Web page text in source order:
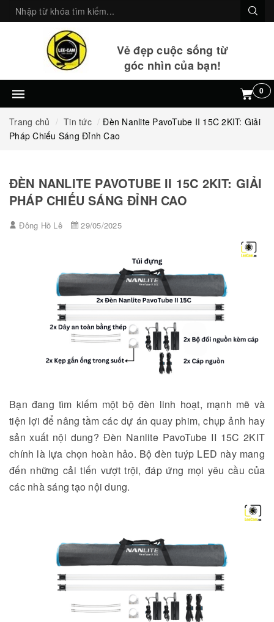
Vẻ đẹp cuộc sống từ
góc nhìn của bạn!
0
Trang chủ Tin tức
Đèn Nanlite PavoTube II 15C 2KIT: Giải
Pháp Chiếu Sáng Đỉnh Cao
ĐÈN NANLITE PAVOTUBE II 15C 2KIT: GIẢI
PHÁP CHIẾU SÁNG ĐỈNH CAO
Đông Hồ Lê 29/05/2025
Bạn đang tìm kiếm một bộ đèn linh hoạt, mạnh mẽ và
tiện lợi để nâng tầm các dự án quay phim, chụp ảnh hay
sản xuất nội dung? Đèn Nanlite PavoTube II 15C 2KIT
chính là lựa chọn hoàn hảo. Bộ đèn tuýp LED này mang
đến những cải tiến vượt trội, đáp ứng mọi yêu cầu của
các nhà sáng tạo nội dung.